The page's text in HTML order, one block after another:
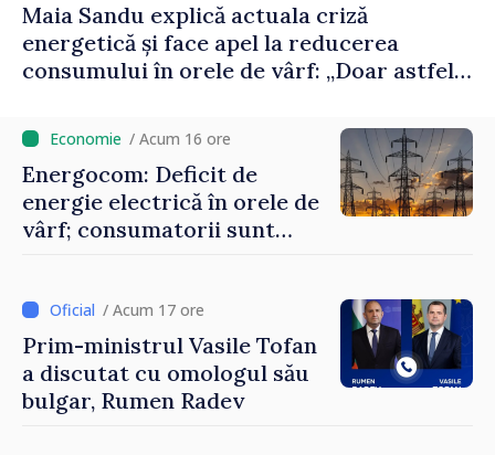
Maia Sandu explică actuala criză
energetică și face apel la reducerea
consumului în orele de vârf: „Doar astfel
mic”
/ Acum 16 ore
Energocom: Deficit de
energie electrică în orele de
vârf; consumatorii sunt
/ Acum 17 ore
Prim-ministrul Vasile Tofan
a discutat cu omologul său
bulgar, Rumen Radev